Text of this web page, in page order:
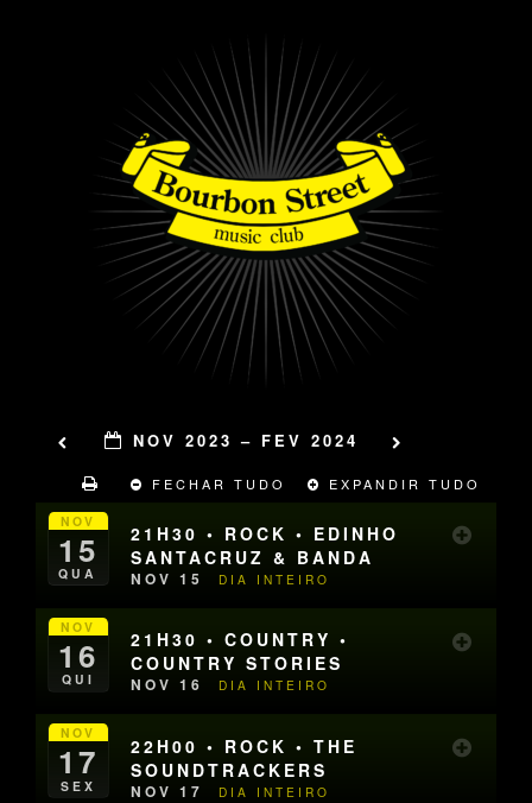
NOV 2023 – FEV 2024
FECHAR TUDO EXPANDIR TUDO
NOV
15
QUA
21H30 • ROCK • EDINHO
SANTACRUZ & BANDA
NOV 15 DIA INTEIRO
NOV
16
QUI
21H30 • COUNTRY •
COUNTRY STORIES
NOV 16 DIA INTEIRO
NOV
17
SEX
22H00 • ROCK • THE
SOUNDTRACKERS
NOV 17 DIA INTEIRO